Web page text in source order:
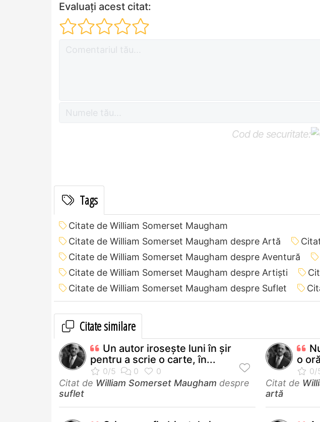
Evaluați acest citat:
Cod de securitate:
Tags
Citate de William Somerset Maugham
Citate de William Somerset Maugham despre Artă
Citate de William Somerset Maugham despre Aventură
Citate de William Somerset Maugham despre Artiști
Citate de William Somerset Maugham despre Suflet
Citate similare
Un autor iroseşte luni în şir
pentru a scrie o carte, în...
Citat de William Somerset Maugham despre
suflet
o
Citat de
artă